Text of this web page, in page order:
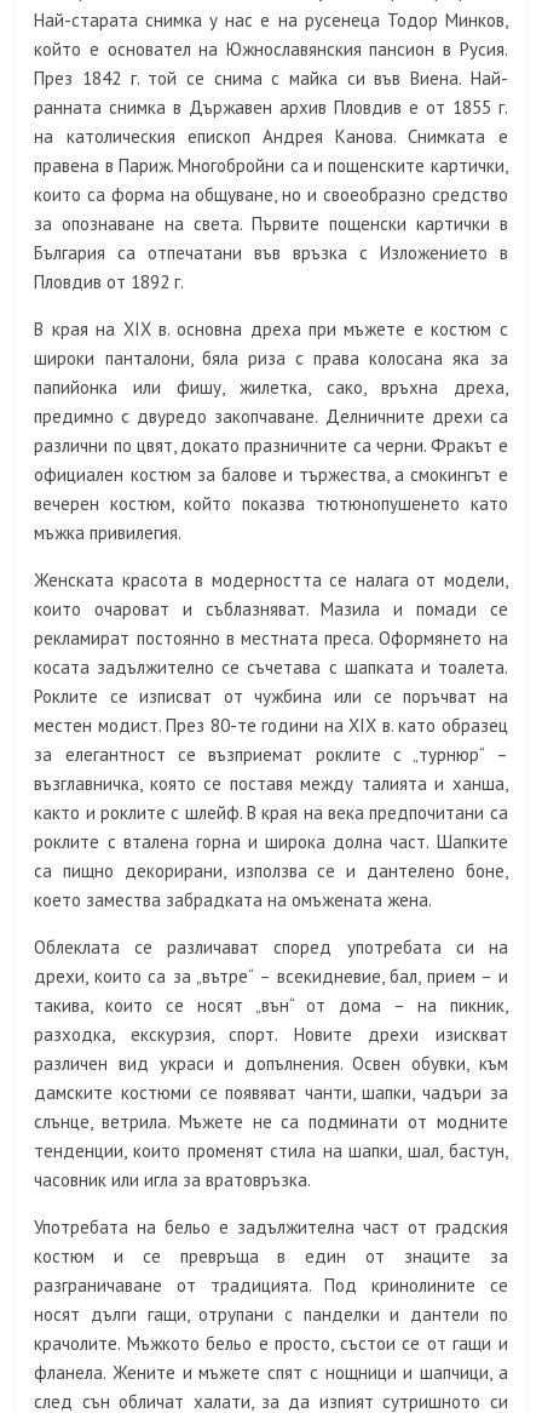
Най-старата снимка у нас е на русенеца Тодор Минков,
който е основател на Южнославянския пансион в Русия.
През 1842 г. той се снима с майка си във Виена. Най-
ранната снимка в Държавен архив Пловдив е от 1855 г.
на католическия епископ Андрея Канова. Снимката е
правена в Париж. Многобройни са и пощенските картички,
които са форма на общуване, но и своеобразно средство
за опознаване на света. Първите пощенски картички в
България са отпечатани във връзка с Изложението в
Пловдив от 1892 г.
В края на ХІХ в. основна дреха при мъжете е костюм с
широки панталони, бяла риза с права колосана яка за
папийонка или фишу, жилетка, сако, връхна дреха,
предимно с двуредо закопчаване. Делничните дрехи са
различни по цвят, докато празничните са черни. Фракът е
официален костюм за балове и тържества, а смокингът е
вечерен костюм, който показва тютюнопушенето като
мъжка привилегия.
Женската красота в модерността се налага от модели,
които очароват и съблазняват. Мазила и помади се
рекламират постоянно в местната преса. Оформянето на
косата задължително се съчетава с шапката и тоалета.
Роклите се изписват от чужбина или се поръчват на
местен модист. През 80-те години на ХІХ в. като образец
за елегантност се възприемат роклите с „турнюр“ –
възглавничка, която се поставя между талията и ханша,
както и роклите с шлейф. В края на века предпочитани са
роклите с вталена горна и широка долна част. Шапките
са пищно декорирани, използва се и дантелено боне,
което замества забрадката на омъжената жена.
Облеклата се различават според употребата си на
дрехи, които са за „вътре“ – всекидневие, бал, прием – и
такива, които се носят „вън“ от дома – на пикник,
разходка, екскурзия, спорт. Новите дрехи изискват
различен вид украси и допълнения. Освен обувки, към
дамските костюми се появяват чанти, шапки, чадъри за
слънце, ветрила. Мъжете не са подминати от модните
тенденции, които променят стила на шапки, шал, бастун,
часовник или игла за вратовръзка.
Употребата на бельо е задължителна част от градския
костюм и се превръща в един от знаците за
разграничаване от традицията. Под кринолините се
носят дълги гащи, отрупани с панделки и дантели по
крачолите. Мъжкото бельо е просто, състои се от гащи и
фланела. Жените и мъжете спят с нощници и шапчици, а
след сън обличат халати, за да изпият сутришното си